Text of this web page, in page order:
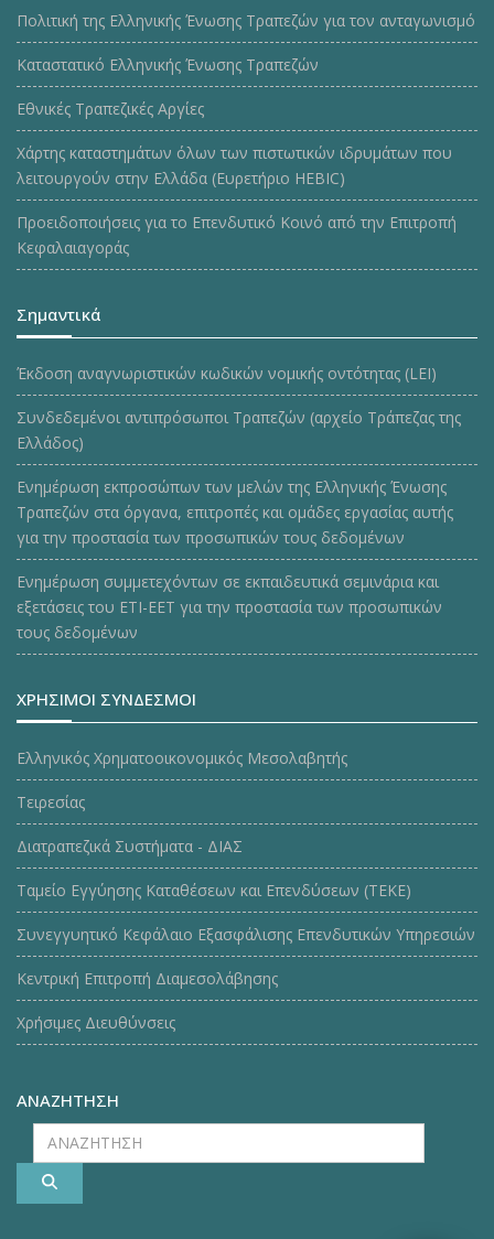
Πολιτική της Ελληνικής Ένωσης Τραπεζών για τον ανταγωνισμό
Καταστατικό Ελληνικής Ένωσης Τραπεζών
Εθνικές Τραπεζικές Αργίες
Χάρτης καταστημάτων όλων των πιστωτικών ιδρυμάτων που
λειτουργούν στην Ελλάδα (Ευρετήριο HEBIC)
Προειδοποιήσεις για το Επενδυτικό Κοινό από την Επιτροπή
Κεφαλαιαγοράς
Σημαντικά
Έκδοση αναγνωριστικών κωδικών νομικής οντότητας (LEI)
Συνδεδεμένοι αντιπρόσωποι Τραπεζών (αρχείο Τράπεζας της
Ελλάδος)
Ενημέρωση εκπροσώπων των μελών της Ελληνικής Ένωσης
Τραπεζών στα όργανα, επιτροπές και ομάδες εργασίας αυτής
για την προστασία των προσωπικών τους δεδομένων
Ενημέρωση συμμετεχόντων σε εκπαιδευτικά σεμινάρια και
εξετάσεις του ΕΤΙ-ΕΕΤ για την προστασία των προσωπικών
τους δεδομένων
ΧΡΗΣΙΜΟΙ ΣΥΝΔΕΣΜΟΙ
Ελληνικός Χρηματοοικονομικός Μεσολαβητής
Τειρεσίας
Διατραπεζικά Συστήματα - ΔΙΑΣ
Ταμείο Εγγύησης Καταθέσεων και Επενδύσεων (ΤΕΚE)
Συνεγγυητικό Κεφάλαιο Εξασφάλισης Επενδυτικών Υπηρεσιών
Κεντρική Επιτροπή Διαμεσολάβησης
Χρήσιμες Διευθύνσεις
ΑΝΑΖΗΤΗΣΗ
ΑΝΑΖΗΤΗΣΗ